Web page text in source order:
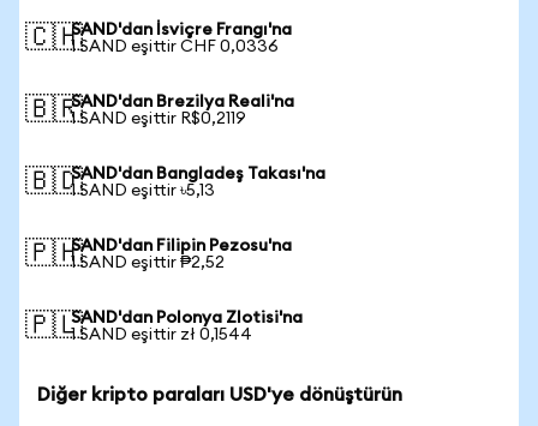
🇨🇭SAND'dan İsviçre Frangı'na
1 SAND eşittir CHF 0,0336
🇧🇷SAND'dan Brezilya Reali'na
1 SAND eşittir R$0,2119
🇧🇩SAND'dan Bangladeş Takası'na
1 SAND eşittir ৳5,13
🇵🇭SAND'dan Filipin Pezosu'na
1 SAND eşittir ₱2,52
🇵🇱SAND'dan Polonya Zlotisi'na
1 SAND eşittir zł 0,1544
Diğer kripto paraları USD'ye dönüştürün